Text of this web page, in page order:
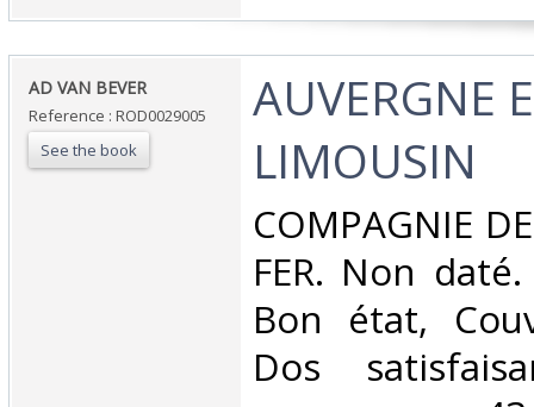
‎AD VAN BEVER‎
Reference : ROD0029005
See the book
‎AUVERGNE
LIMOUSIN‎
‎COMPAGNIE
FER. Non
Bon état,
Dos